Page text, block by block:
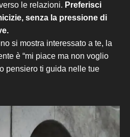
le relazioni. Preferisci
senza la pressione di
si mostra interessato a te, la
è “mi piace ma non voglio
pensiero ti guida nelle tue